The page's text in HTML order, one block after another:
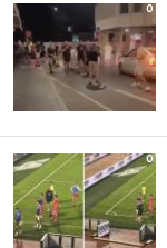
0
0